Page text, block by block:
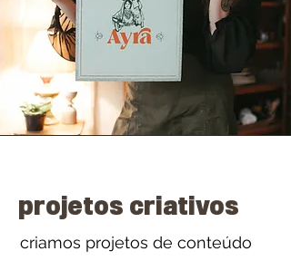
projetos criativos
criamos projetos de conteúdo